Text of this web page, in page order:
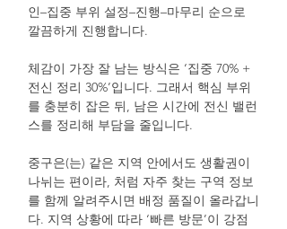
인–집중 부위 설정–진행–마무리 순으로
깔끔하게 진행합니다.
체감이 가장 잘 남는 방식은 ‘집중 70% +
전신 정리 30%’입니다. 그래서 핵심 부위
를 충분히 잡은 뒤, 남은 시간에 전신 밸런
스를 정리해 부담을 줄입니다.
중구은(는) 같은 지역 안에서도 생활권이
나뉘는 편이라, 처럼 자주 찾는 구역 정보
를 함께 알려주시면 배정 품질이 올라갑니
다. 지역 상황에 따라 ‘빠른 방문’이 강점